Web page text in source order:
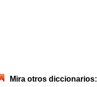
Mira otros diccionarios: